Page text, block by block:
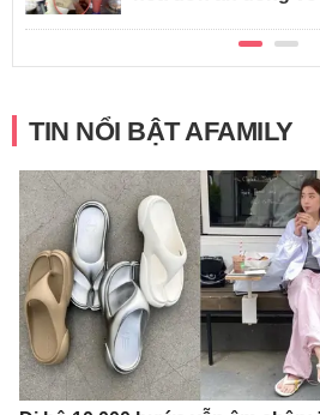
TIN NỔI BẬT AFAMILY